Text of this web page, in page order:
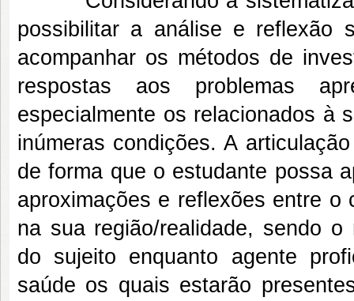
possibilitar a análise e reflexão
acompanhar os métodos de
respostas aos problemas
especialmente os relacionados à
inúmeras condições. A
de forma que o estudante possa
aproximações e reflexões entre o
na sua região/realidade, sendo
do sujeito enquanto agente
saúde os quais estarão